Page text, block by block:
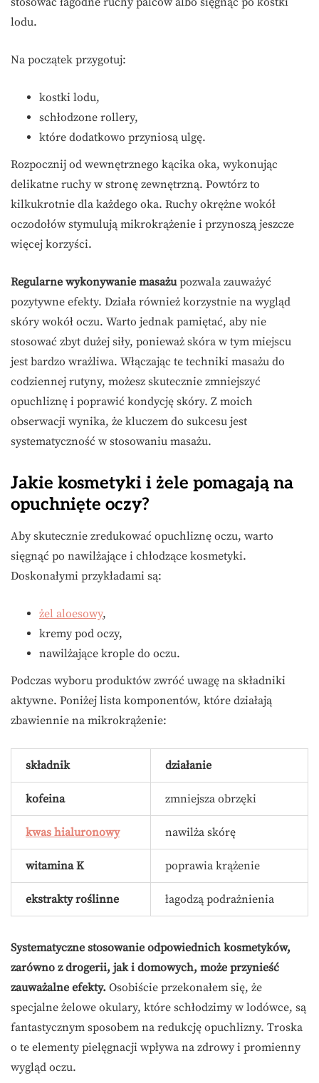
lodu.
Na początek przygotuj:
kostki lodu,
schłodzone rollery,
które dodatkowo przyniosą ulgę.
Rozpocznij od wewnętrznego kącika oka, wykonując
delikatne ruchy w stronę zewnętrzną. Powtórz to
kilkukrotnie dla każdego oka. Ruchy okrężne wokół
oczodołów stymulują mikrokrążenie i przynoszą jeszcze
więcej korzyści.
Regularne wykonywanie masażupozwala zauważyć
pozytywne efekty. Działa również korzystnie na wygląd
skóry wokół oczu. Warto jednak pamiętać, aby nie
stosować zbyt dużej siły, ponieważ skóra w tym miejscu
jest bardzo wrażliwa. Włączając te techniki masażu do
codziennej rutyny, możesz skutecznie zmniejszyć
opuchliznę i poprawić kondycję skóry. Z moich
obserwacji wynika, że kluczem do sukcesu jest
systematyczność w stosowaniu masażu.
Jakie kosmetyki i żele pomagają na
opuchnięte oczy?
Aby skutecznie zredukować opuchliznę oczu, warto
sięgnąć po nawilżające i chłodzące kosmetyki.
Doskonałymi przykładami są:
żel aloesowy,
kremy pod oczy,
nawilżające krople do oczu.
Podczas wyboru produktów zwróć uwagę na składniki
aktywne. Poniżej lista komponentów, które działają
zbawiennie na mikrokrążenie:
składnik działanie
kofeina zmniejsza obrzęki
kwas hialuronowy nawilża skórę
witamina K poprawia krążenie
ekstrakty roślinne łagodzą podrażnienia
Systematyczne stosowanie odpowiednich kosmetyków,
zarówno z drogerii, jak i domowych, może przynieść
zauważalne efekty. Osobiście przekonałem się, że
specjalne żelowe okulary, które schłodzimy w lodówce, są
fantastycznym sposobem na redukcję opuchlizny. Troska
o te elementy pielęgnacji wpływa na zdrowy i promienny
wygląd oczu.